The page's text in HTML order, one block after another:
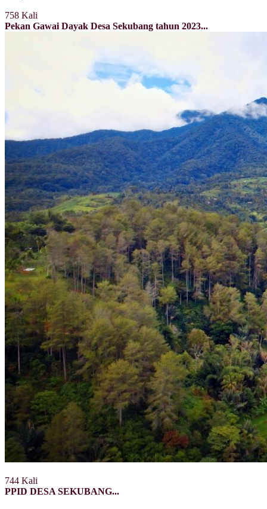
758 Kali
Pekan Gawai Dayak Desa Sekubang tahun 2023...
744 Kali
PPID DESA SEKUBANG...